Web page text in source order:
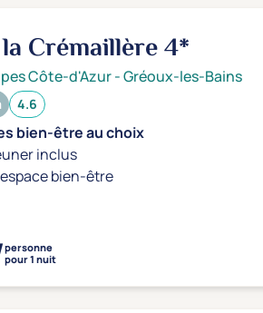
Crémaillère4*
Côte-d'Azur-Gréoux-les-Bains
4.6
bien-être au choix
inclus
bien-être
personne
pour 1 nuit